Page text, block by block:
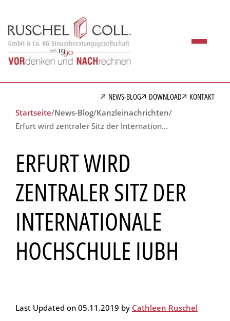
NEWS-BLOG DOWNLOAD
KONTAKT
Startseite/News-Blog/Kanzleinachrichten/
Erfurt wird zentraler Sitz der Internationale Hochschule IUBH
ERFURT WIRD
ZENTRALER SITZ DER
INTERNATIONALE
HOCHSCHULE IUBH
Last Updated on 05.11.2019 by Cathleen Ruschel